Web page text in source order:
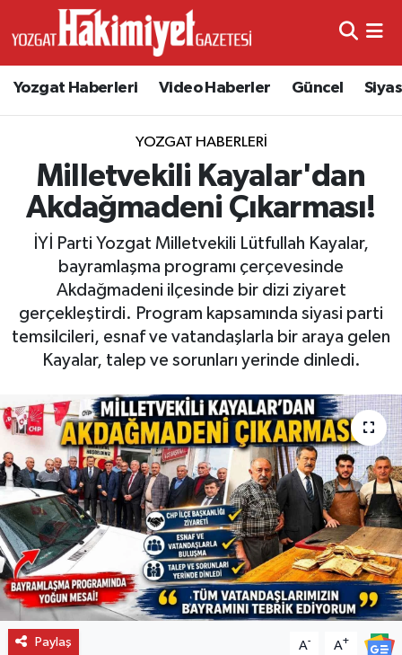
Yozgat Haberleri Video Haberler Güncel
YOZGAT HABERLERI
Milletvekili Kayalar'dan
Akdağmadeni Çıkarması!
İYİ Parti Yozgat Milletvekili Lütfullah Kayalar,
bayramlaşma programı çerçevesinde
Akdağmadeni ilçesinde bir dizi ziyaret
gerçekleştirdi. Program kapsamında siyasi parti
temsilcileri, esnaf ve vatandaşlarla bir araya gelen
Kayalar, talep ve sorunları yerinde dinledi.
Paylaş A- A+